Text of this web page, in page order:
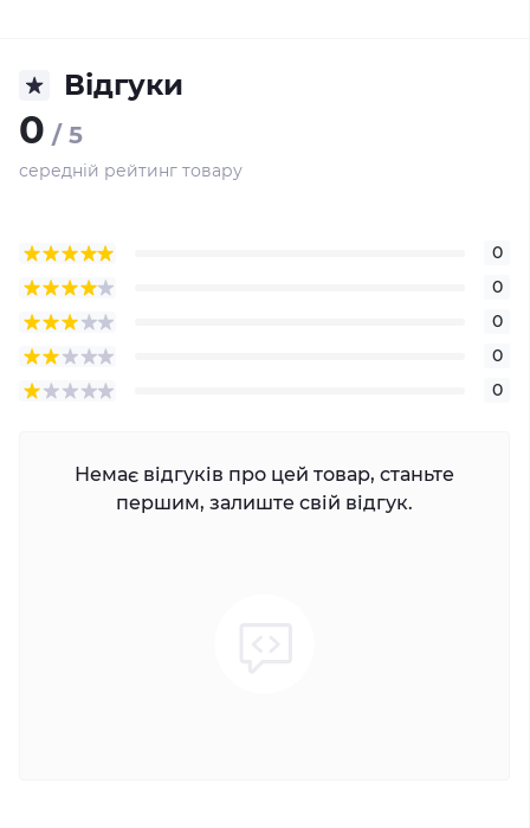
Відгуки
0 / 5
середній рейтинг товару
0
0
0
0
0
Немає відгуків про цей товар, станьте
першим, залиште свій відгук.